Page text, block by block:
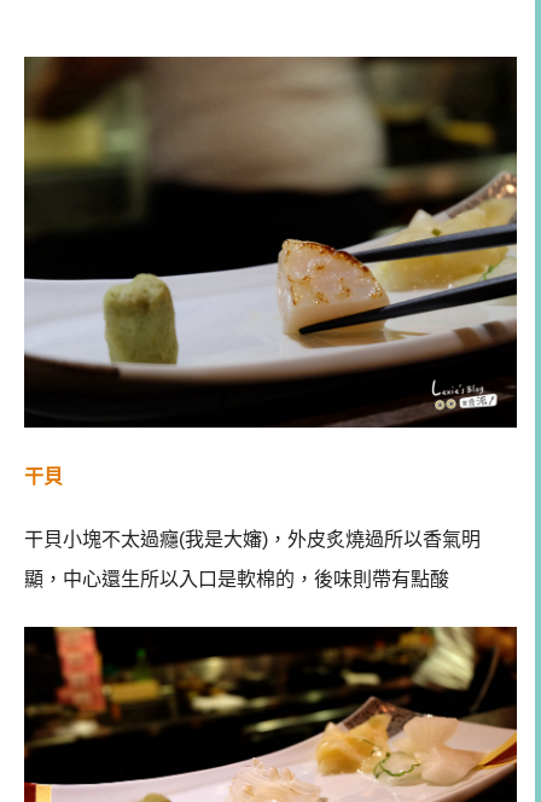
干貝
干貝小塊不太過癮(我是大嬸)，外皮炙燒過所以香氣明
顯，中心還生所以入口是軟棉的，後味則帶有點酸